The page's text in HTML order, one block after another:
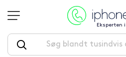
Eksperten